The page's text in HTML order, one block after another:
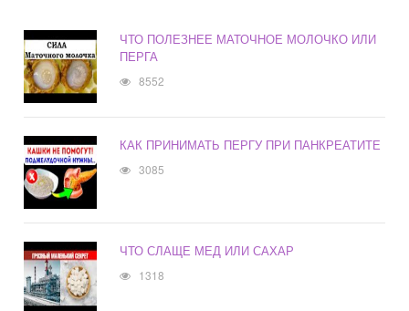
ЧТО ПОЛЕЗНЕЕ МАТОЧНОЕ МОЛОЧКО ИЛИ
ПЕРГА
8552
КАК ПРИНИМАТЬ ПЕРГУ ПРИ ПАНКРЕАТИТЕ
3085
ЧТО СЛАЩЕ МЕД ИЛИ САХАР
1318